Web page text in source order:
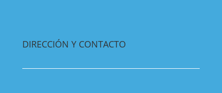
DIRECCIÓN Y CONTACTO